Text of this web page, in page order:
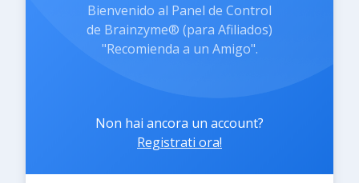
Bienvenido al Panel de Control
de Brainzyme® (para Afiliados)
"Recomienda a un Amigo".
Non hai ancora un account?
Registrati ora!